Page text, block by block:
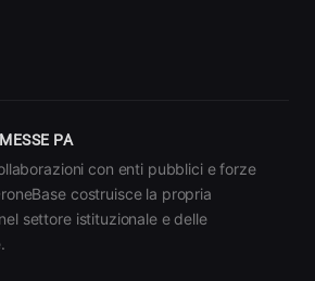
PA
con enti pubblici e forze
costruisce la propria
settore istituzionale e delle